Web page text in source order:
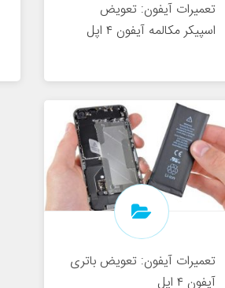
تعمیرات آیفون: تعویض
اسپیکر مکالمه آیفون ۴ اپل
تعمیرات آیفون: تعویض باتری
آیفون ۴ اپل